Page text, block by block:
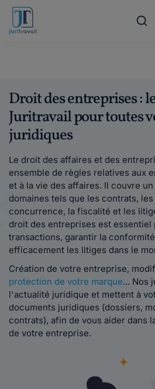
Droit des entreprises :
Juritravail pour toutes
juridiques
Le droit des affaires et des
ensemble de règles relatives aux
et à la vie des affaires. Il couvre
domaines tels que les contrats,
concurrence, la fiscalité et les
droit des entreprises est
transactions, garantir la
efficacement les litiges dans le
Création de votre entreprise,
protection de votre marque... Nos
l'actualité juridique et mettent à
documents juridiques (dossiers,
contrats), afin de vous aider dans
de votre entreprise.